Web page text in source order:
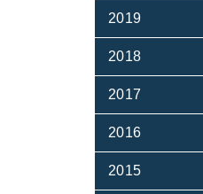
2019
2018
2017
2016
2015